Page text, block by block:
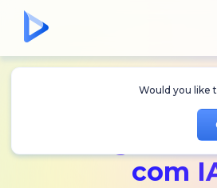
Would you like
e
com